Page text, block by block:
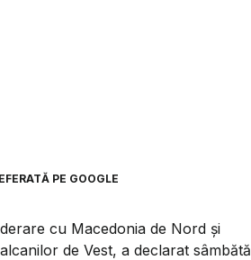
PE GOOGLE
cu Macedonia de Nord şi
de Vest, a declarat sâmbătă